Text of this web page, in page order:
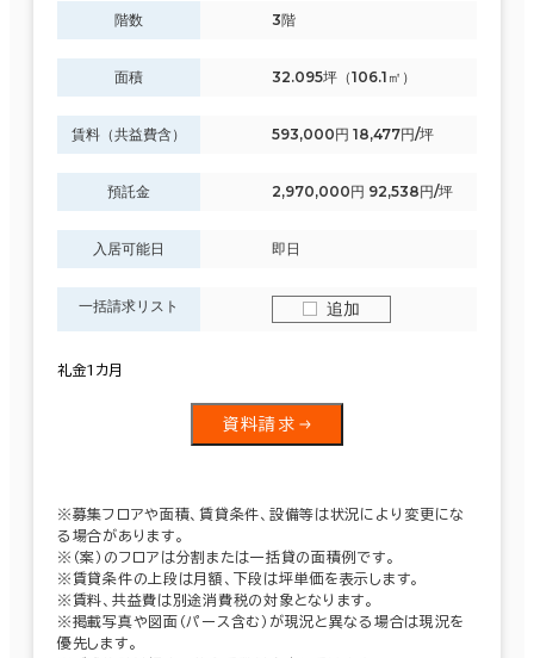
階数 3階
面積 32.095坪（106.1㎡）
賃料（共益費含） 593,000円 18,477円/坪
預託金 2,970,000円 92,538円/坪
入居可能日 即日
一括請求リスト 追加
礼金1カ月
資料請求
※募集フロアや面積、賃貸条件、設備等は状況により変更にな
る場合があります。
※（案）のフロアは分割または一括貸の面積例です。
※賃貸条件の上段は月額、下段は坪単価を表示します。
※賃料、共益費は別途消費税の対象となります。
※掲載写真や図面（パース含む）が現況と異なる場合は現況を
優先します。